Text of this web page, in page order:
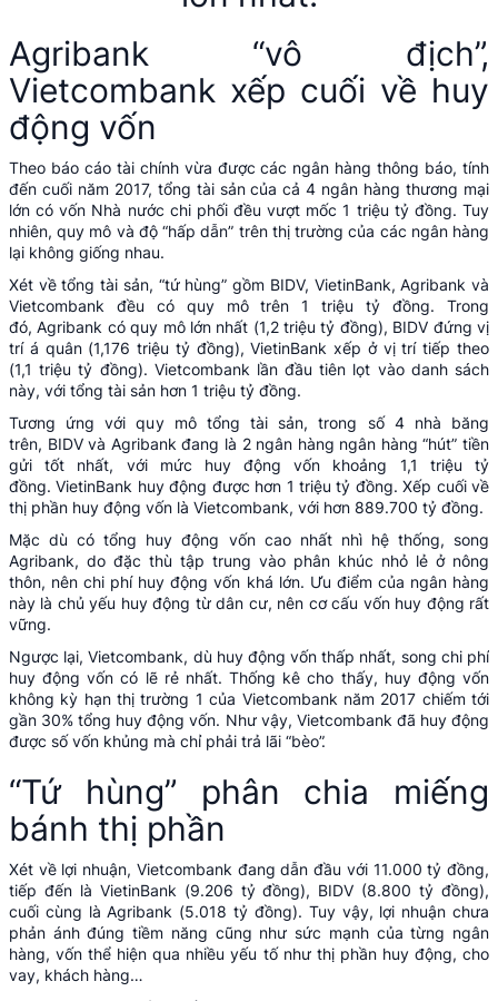
Agribank “vô địch”,
Vietcombank xếp cuối về huy
động vốn
Theo báo cáo tài chính vừa được các ngân hàng thông báo, tính
đến cuối năm 2017, tổng tài sản của cả 4 ngân hàng thương mại
lớn có vốn Nhà nước chi phối đều vượt mốc 1 triệu tỷ đồng. Tuy
nhiên, quy mô và độ “hấp dẫn” trên thị trường của các ngân hàng
lại không giống nhau.
Xét về tổng tài sản, “tứ hùng” gồm BIDV, VietinBank, Agribank và
Vietcombank đều có quy mô trên 1 triệu tỷ đồng. Trong
đó,Agribank có quy mô lớn nhất (1,2 triệu tỷ đồng), BIDV đứng vị
trí á quân (1,176 triệu tỷ đồng), VietinBank xếp ở vị trí tiếp theo
(1,1 triệu tỷ đồng). Vietcombank lần đầu tiên lọt vào danh sách
này, với tổng tài sản hơn 1 triệu tỷ đồng.
Tương ứng với quy mô tổng tài sản, trong số 4 nhà băng
trên, BIDVvà Agribank đang là 2 ngân hàng ngân hàng “hút” tiền
gửi tốt nhất, với mức huy động vốn khoảng 1,1 triệu tỷ
đồng.VietinBank huy động được hơn 1 triệu tỷ đồng. Xếp cuối về
thị phần huy động vốn là Vietcombank, với hơn 889.700 tỷ đồng.
Mặc dù có tổng huy động vốn cao nhất nhì hệ thống, song
Agribank, do đặc thù tập trung vào phân khúc nhỏ lẻ ở nông
thôn, nên chi phí huy động vốn khá lớn. Ưu điểm của ngân hàng
này là chủ yếu huy động từ dân cư, nên cơ cấu vốn huy động rất
vững.
Ngược lại,Vietcombank, dù huy động vốn thấp nhất, song chi phí
huy động vốn có lẽ rẻ nhất. Thống kê cho thấy, huy động vốn
không kỳ hạn thị trường 1 của Vietcombank năm 2017 chiếm tới
gần 30% tổng huy động vốn. Như vậy, Vietcombank đã huy động
được số vốn khủng mà chỉ phải trả lãi “bèo”.
“Tứ hùng” phân chia miếng
bánh thị phần
Xét về lợi nhuận, Vietcombank đang dẫn đầu với 11.000 tỷ đồng,
tiếp đến là VietinBank (9.206 tỷ đồng), BIDV (8.800 tỷ đồng),
cuối cùng là Agribank (5.018 tỷ đồng). Tuy vậy, lợi nhuận chưa
phản ánh đúng tiềm năng cũng như sức mạnh của từng ngân
hàng, vốn thể hiện qua nhiều yếu tố như thị phần huy động, cho
vay, khách hàng…